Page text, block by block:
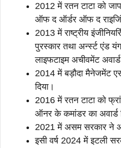
2012 में रतन टाटा को
ऑफ द ऑर्डर ऑफ द राइजिंग
2013 में राष्ट्रीय
पुरस्कार तथा अर्न्स्ट एंड
लाइफटाइम अचीवमेंट अवार्ड
2014 में बड़ौदा मैनेजमेंट
दिया।
2016 में रतन टाटा को
ऑनर के कमांडर का अवार्ड
2021 में असम सरकार ने
इसी वर्ष 2024 में इटली